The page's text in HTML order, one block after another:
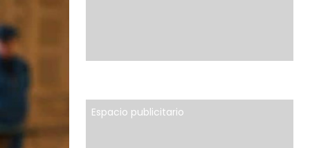
Espacio publicitario